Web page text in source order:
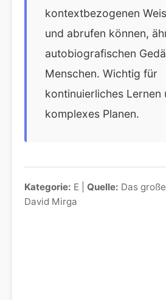
kontextbezogenen
und abrufen können,
autobiografischen
Menschen. Wichtig für
kontinuierliches Lernen
komplexes Planen.
Kategorie: E | Quelle: Das
David Mirga